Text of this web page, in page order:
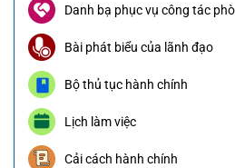
Danh bạ phục vụ công tác
Bài phát biểu của lãnh đạo
Bộ thủ tục hành chính
Lịch làm việc
Cải cách hành chính